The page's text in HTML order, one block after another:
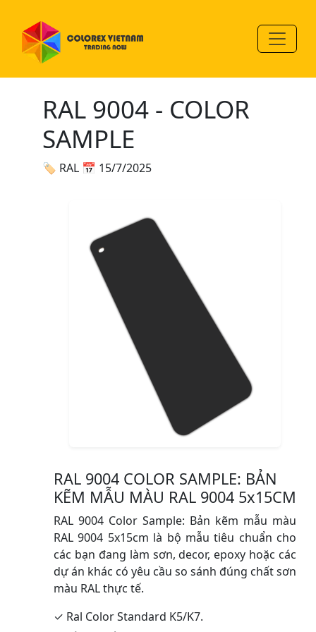
RAL 9004 - COLOR
SAMPLE
🏷 RAL 📅 15/7/2025
RAL 9004 COLOR SAMPLE: BẢN
KẼM MẪU MÀU RAL 9004 5x15CM
RAL 9004 Color Sample: Bản kẽm mẫu màu
RAL 9004 5x15cm là bộ mẫu tiêu chuẩn cho
các bạn đang làm sơn, decor, epoxy hoặc các
dự án khác có yêu cầu so sánh đúng chất sơn
màu RAL thực tế.
✓ Ral Color Standard K5/K7.